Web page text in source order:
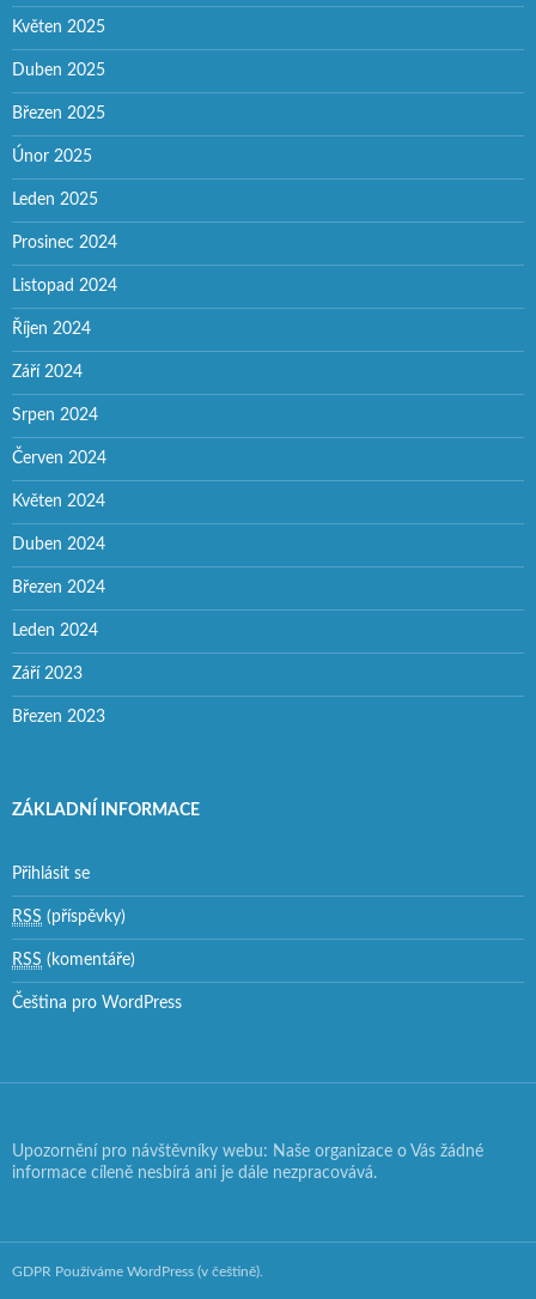
Květen 2025
Duben 2025
Březen 2025
Únor 2025
Leden 2025
Prosinec 2024
Listopad 2024
Říjen 2024
Září 2024
Srpen 2024
Červen 2024
Květen 2024
Duben 2024
Březen 2024
Leden 2024
Září 2023
Březen 2023
ZÁKLADNÍ INFORMACE
Přihlásit se
RSS (příspěvky)
RSS (komentáře)
Čeština pro WordPress
Upozornění pro návštěvníky webu: Naše organizace o Vás žádné
informace cíleně nesbírá ani je dále nezpracovává.
GDPR Používáme WordPress (v češtině).